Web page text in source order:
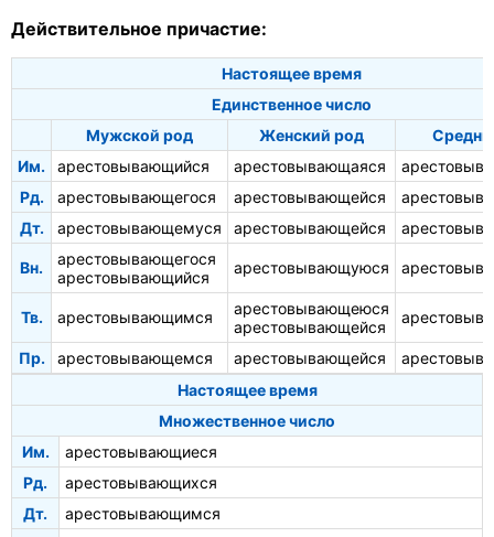
Действительное причастие:
Настоящее время
Единственное число
Мужской род
Женский род
Им.
арестовывающийся арестовывающаяся
Рд.
арестовывающегося арестовывающейся
Дт.
арестовывающемуся арестовывающейся
Вн.
арестовывающегося
арестовывающийся
арестовывающуюся
Тв. арестовывающимся
арестовывающеюся
арестовывающейся
Пр. арестовывающемся арестовывающейся
Настоящее время
Множественное число
Им.
арестовывающиеся
Рд.
арестовывающихся
Дт.
арестовывающимся